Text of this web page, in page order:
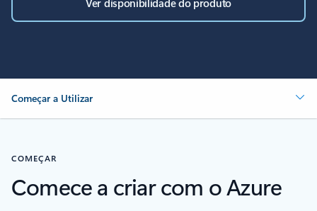
Ver disponibilidade do produto
Começar a Utilizar
COMEÇAR
Comece a criar com o Azure